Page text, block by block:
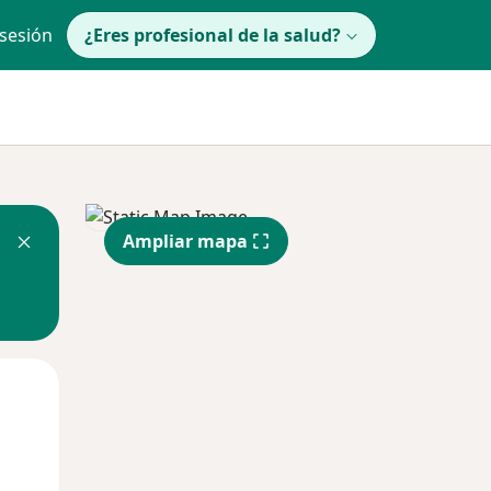
¿Eres profesional de la salud?
Ampliar mapa